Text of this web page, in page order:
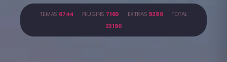
TEMAS 6744 PLUGINS 7160 EXTRAS 9286TOTAL
23190